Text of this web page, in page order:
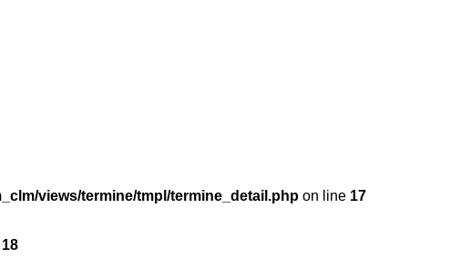
views/termine/tmpl/termine_detail.phpon line 17
18